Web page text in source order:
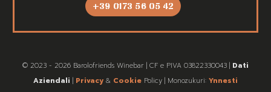
+39 0173 56 05 42
© 2023 - 2026 Barolofriends Winebar | CF e PIVA 03822330043 | Dati
Aziendali | Privacy & Cookie Policy | Monozukuri: Ynnesti